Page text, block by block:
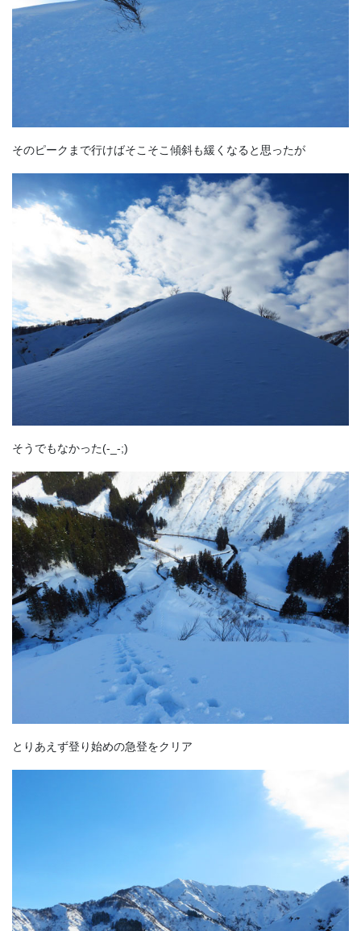
そのピークまで行けばそこそこ傾斜も緩くなると思ったが
そうでもなかった(-_-;)
とりあえず登り始めの急登をクリア